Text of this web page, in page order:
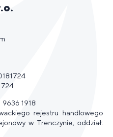
1918
rejestru handlowego
w Trenczynie, oddział: